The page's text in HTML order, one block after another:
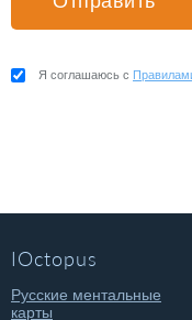
Я соглашаюсь с
IOctopus
Русские ментальные
карты